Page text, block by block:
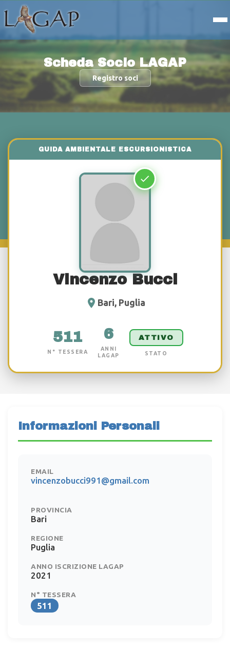
Scheda Socio LAGAP
Registro soci
Vincenzo Bucci
Bari, Puglia
511
N° TESSERA
6
ANNI
LAGAP
ATTIVO
STATO
Informazioni Personali
EMAIL
vincenzobucci991@gmail.com
PROVINCIA
Bari
REGIONE
Puglia
ANNO ISCRIZIONE LAGAP
2021
N° TESSERA
511